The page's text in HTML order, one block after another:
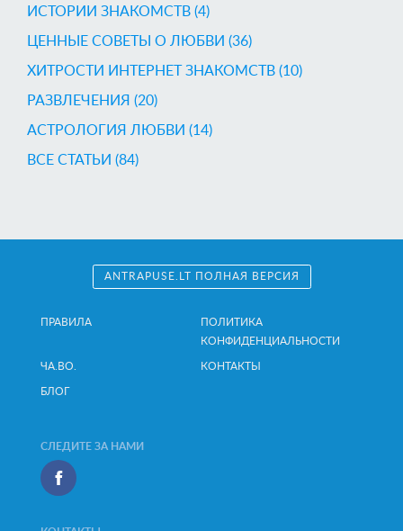
ИСТОРИИ ЗНАКОМСТВ (4)
ЦЕННЫЕ СОВЕТЫ О ЛЮБВИ (36)
ХИТРОСТИ ИНТЕРНЕТ ЗНАКОМСТВ (10)
РАЗВЛЕЧЕНИЯ (20)
AСТРОЛОГИЯ ЛЮБВИ (14)
ВСЕ СТАТЬИ (84)
ANTRAPUSE.LT ПОЛНАЯ ВЕРСИЯ
ПРАВИЛА
ПОЛИТИКА
КОНФИДЕНЦИАЛЬНОСТИ
ЧА.ВО.
КОНТАКТЫ
БЛОГ
СЛЕДИТЕ ЗА НАМИ